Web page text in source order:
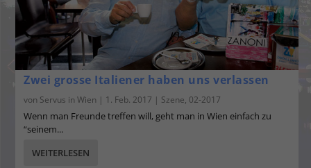
Zwei grosse Italiener haben uns verlassen
von Servus in Wien | 1. Feb. 2017 | Szene, 02-2017
Wenn man Freunde treffen will, geht man in Wien einfach zu
“seinem...
WEITERLESEN